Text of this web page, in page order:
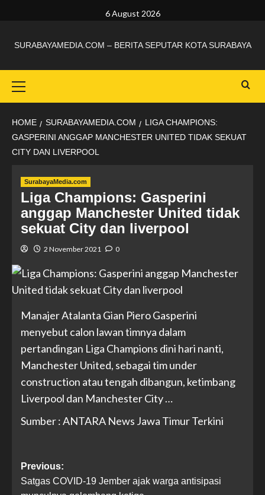
6 August 2026
SURABAYAMEDIA.COM – BERITA SEPUTAR KOTA SURABAYA
HOME SURABAYAMEDIA.COM
LIGA CHAMPIONS:
GASPERINI ANGGAP MANCHESTER UNITED TIDAK SEKUAT
CITY DAN LIVERPOOL
SurabayaMedia.com
Liga Champions: Gasperini
anggap Manchester United tidak
sekuat City dan liverpool
2 November 2021 0
Manajer Atalanta Gian Piero Gasperini
menyebut calon lawan timnya dalam
pertandingan Liga Champions dini hari nanti,
Manchester United, sebagai tim under
construction atau tengah dibangun, ketimbang
Liverpool dan Manchester City …
Sumber : ANTARA News Jawa Timur Terkini
Previous:
Satgas COVID-19 Jember ajak warga antisipasi